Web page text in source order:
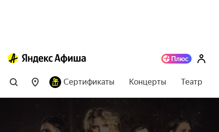
Сертификаты Концерты Театр